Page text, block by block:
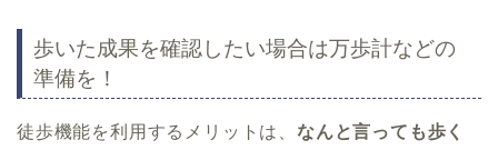
歩いた成果を確認したい場合は万歩計などの
準備を！
徒歩機能を利用するメリットは、 なんと言っても歩く